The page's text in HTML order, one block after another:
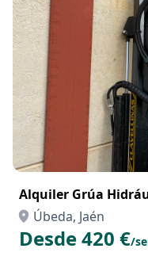
Alquiler Grúa
Úbeda, Jaén
Desde 420 €/